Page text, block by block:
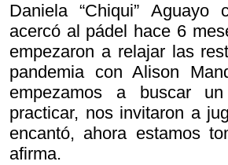
Daniela “Chiqui” Aguayo
acercó al pádel hace 6
empezaron a relajar las
pandemia con Alison
empezamos a buscar
practicar, nos invitaron a
encantó, ahora estamos
afirma.